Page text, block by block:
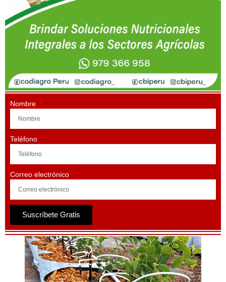
Nombre
Teléfono
Correo electrónico
Suscríbete Gratis